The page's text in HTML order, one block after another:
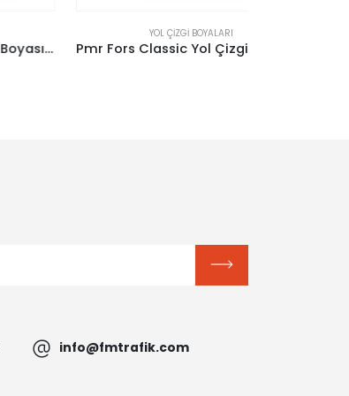
YOL ÇIZGI BOYALARI
Pmr Fors Classic Yol Çizgi Boyası – Sarı 25 Kg
info@fmtrafik.com